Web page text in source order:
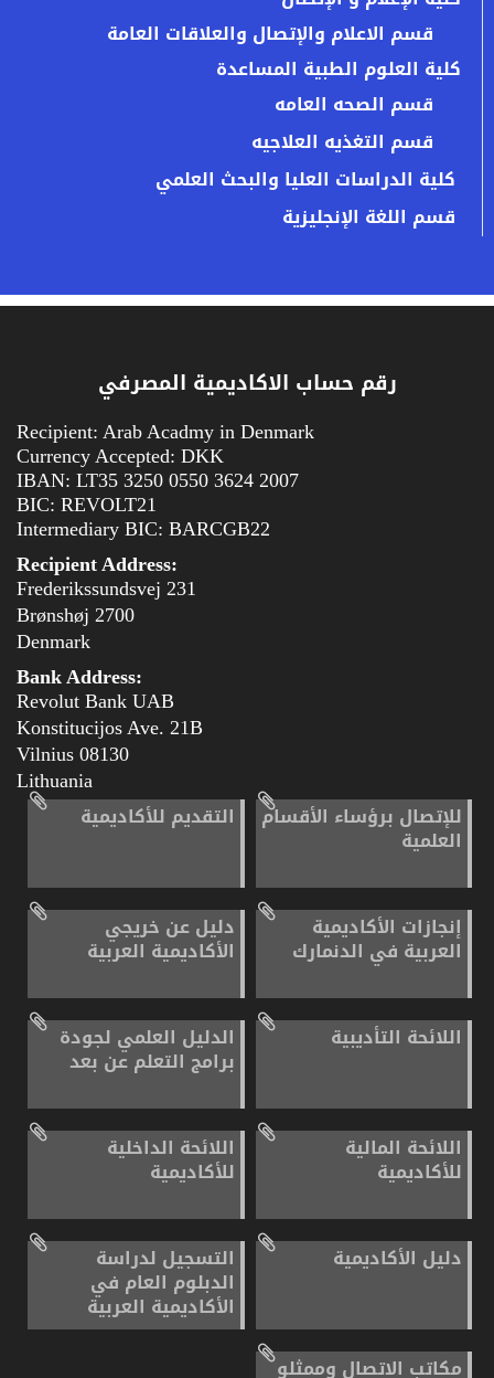
قسم الاعلام والإتصال والعلاقات العامة
كلية العلوم الطبية المساعدة
قسم الصحه العامه
قسم التغذيه العلاجيه
كلية الدراسات العليا والبحث العلمي
قسم اللغة الإنجليزية
رقم حساب الاكاديمية المصرفي
Recipient: Arab Acadmy in Denmark
Currency Accepted: DKK
IBAN: LT35 3250 0550 3624 2007
BIC: REVOLT21
Intermediary BIC: BARCGB22
Recipient Address:
Frederikssundsvej 231
2700 Brønshøj
Denmark
Bank Address:
Revolut Bank UAB
Konstitucijos Ave. 21B
08130 Vilnius
Lithuania
للإتصال برؤساء الأقسام
العلمية
التقديم للأكاديمية
إنجازات الأكاديمية
العربية في الدنمارك
دليل عن خريجي
الأكاديمية العربية
اللائحة التأديبية الدليل العلمي لجودة
برامج التعلم عن بعد
اللائحة المالية
للأكاديمية
اللائحة الداخلية
للأكاديمية
دليل الأكاديمية التسجيل لدراسة
الدبلوم العام في
الأكاديمية العربية
مكاتب الاتصال وممثلو